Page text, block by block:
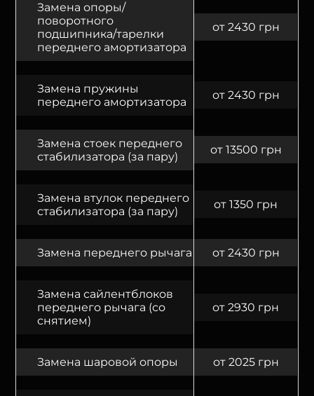
Замена опоры/
поворотного
подшипника/тарелки
переднего амортизатора
от 2430 грн
Замена пружины
переднего амортизатора
от 2430 грн
Замена стоек переднего
стабилизатора (за пару)
от 13500 грн
Замена втулок переднего
стабилизатора (за пару)
от 1350 грн
Замена переднего рычага от 2430 грн
Замена сайлентблоков
переднего рычага (со
снятием)
от 2930 грн
Замена шаровой опоры от 2025 грн